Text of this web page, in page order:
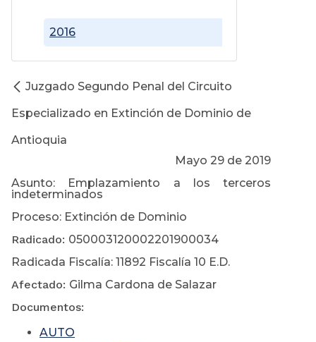
2016
Juzgado Segundo Penal del Circuito
Especializado en Extinción de Dominio de
Antioquia
Mayo 29 de 2019
Asunto: Emplazamiento a los terceros
indeterminados
Proceso: Extinción de Dominio
Radicado: 050003120002201900034
Radicada Fiscalía: 11892 Fiscalía 10 E.D.
Afectado: Gilma Cardona de Salazar
Documentos:
AUTO